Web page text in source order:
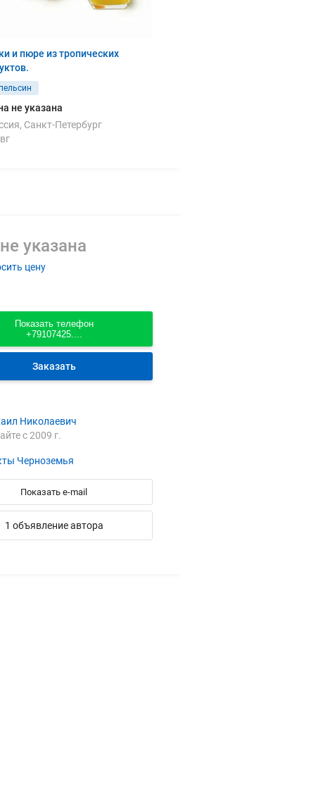
из тропических
не указана
Санкт-Петербург
указана
цену
Показать телефон
+79107425....
Заказать
Николаевич
с 2009 г.
Черноземья
Показать e-mail
1 объявление автора